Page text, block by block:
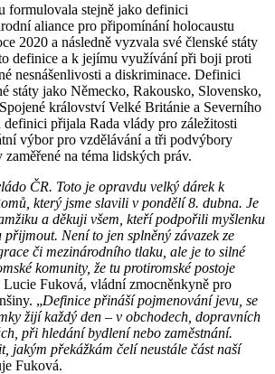
formulovala stejně jako definici
aliance pro připomínání holocaustu
2020 a následně vyzvala své členské státy
definice a k jejímu využívání při boji proti
nesnášenlivosti a diskriminace. Definici
státy jako Německo, Rakousko, Slovensko,
království Velké Británie a Severního
přijala Rada vlády pro záležitosti
výbor pro vzdělávání a tři podvýbory
zaměřené na téma lidských práv.
ČR. Toto je opravdu velký dárek k
který jsme slavili v pondělí 8. dubna. Je
a děkuji všem, kteří podpořili myšlenku
Není to jen splněný závazek ze
či mezinárodního tlaku, ale je to silné
komunity, že tu protiromské postoje
Lucie Fuková, vládní zmocněnkyně pro
„Definice přináší pojmenování jevu, se
žijí každý den – v obchodech, dopravních
při hledání bydlení nebo zaměstnání.
jakým překážkám čelí neustále část naší
Fuková.